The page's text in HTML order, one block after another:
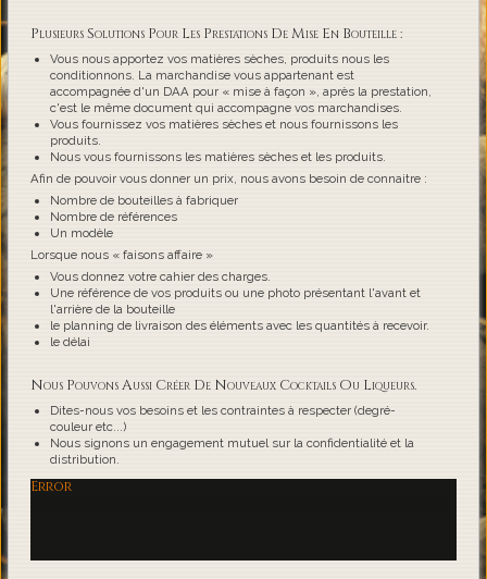
Plusieurs Solutions Pour Les Prestations De Mise En Bouteille :
Vous nous apportez vos matières sèches, produits nous les
conditionnons. La marchandise vous appartenant est
accompagnée d'un DAA pour « mise à façon », après la prestation,
c'est le même document qui accompagne vos marchandises.
Vous fournissez vos matières sèches et nous fournissons les
produits.
Nous vous fournissons les matières sèches et les produits.
Afin de pouvoir vous donner un prix, nous avons besoin de connaitre :
Nombre de bouteilles à fabriquer
Nombre de références
Un modèle
Lorsque nous « faisons affaire »
Vous donnez votre cahier des charges.
Une référence de vos produits ou une photo présentant l'avant et
l'arrière de la bouteille
le planning de livraison des éléments avec les quantités à recevoir.
le délai
Nous Pouvons Aussi Créer De Nouveaux Cocktails Ou Liqueurs.
Dites-nous vos besoins et les contraintes à respecter (degré-
couleur etc...)
Nous signons un engagement mutuel sur la confidentialité et la
distribution.
Error